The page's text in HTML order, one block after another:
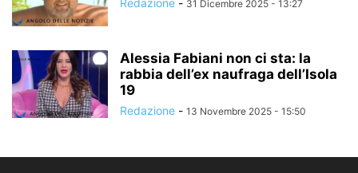
Redazione - 31 Dicembre 2025 - 13:27
Alessia Fabiani non ci sta: la
rabbia dell’ex naufraga dell’Isola
19
Redazione - 13 Novembre 2025 - 15:50